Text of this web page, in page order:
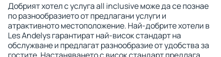
Добрият хотел с услуга all inclusive може да се познае
по разнообразието от предлагани услуги и
атрактивното местоположение. Най-добрите хотели в
Les Andelys гарантират най-висок стандарт на
обслужване и предлагат разнообразие от удобства за